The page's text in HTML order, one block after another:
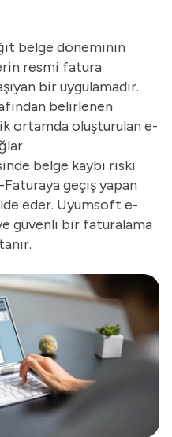
belge döneminin
resmi fatura
bir uygulamadır.
belirlenen
ortamda oluşturulan e-
belge kaybı riski
geçiş yapan
eder. Uyumsoft e-
güvenli bir faturalama